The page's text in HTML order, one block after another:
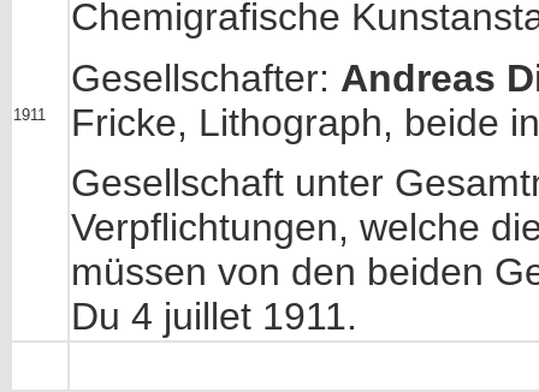
1911
Chemigrafische
Gesellschafter: Andreas
Fricke, Lithograph, beide
Gesellschaft unter
Verpflichtungen, welche
müssen von den beiden
Du 4 juillet 1911.